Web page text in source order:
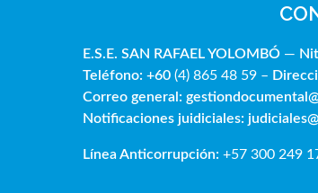
E.S.E. SAN RAFAEL YOLOMBÓ —
Teléfono: +60 (4) 865 48 59 –
Correo general:
Notificaciones juidiciales:
Línea Anticorrupción: +57 300 249